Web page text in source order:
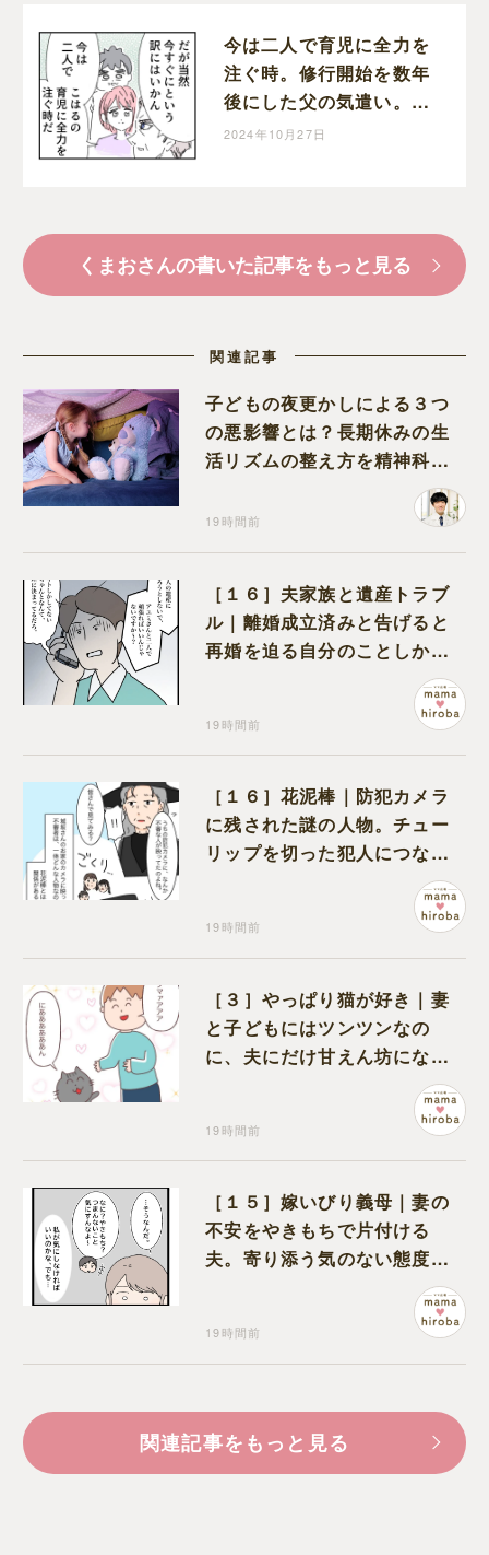
今は二人で育児に全力を
注ぐ時。修行開始を数年
後にした父の気遣い。育
児なめすぎ夫［１９８］
2024年10月27日
くまおさんの書いた記事をもっと見る
関連記事
子どもの夜更かしによる３つ
の悪影響とは？長期休みの生
活リズムの整え方を精神科医
19時間前
［１６］夫家族と遺産トラブ
ル｜離婚成立済みと告げると
再婚を迫る自分のことしか考
19時間前
［１６］花泥棒｜防犯カメラ
に残された謎の人物。チュー
リップを切った犯人につなが
る証拠になるのか期待する
19時間前
［３］やっぱり猫が好き｜妻
と子どもにはツンツンなの
に、夫にだけ甘えん坊になる
19時間前
［１５］嫁いびり義母｜妻の
不安をやきもちで片付ける
夫。寄り添う気のない態度に
19時間前
関連記事をもっと見る